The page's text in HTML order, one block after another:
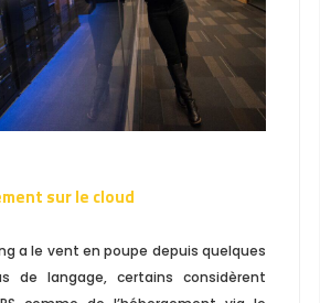
sur le cloud
a le vent en poupe depuis quelques
de langage, certains considèrent